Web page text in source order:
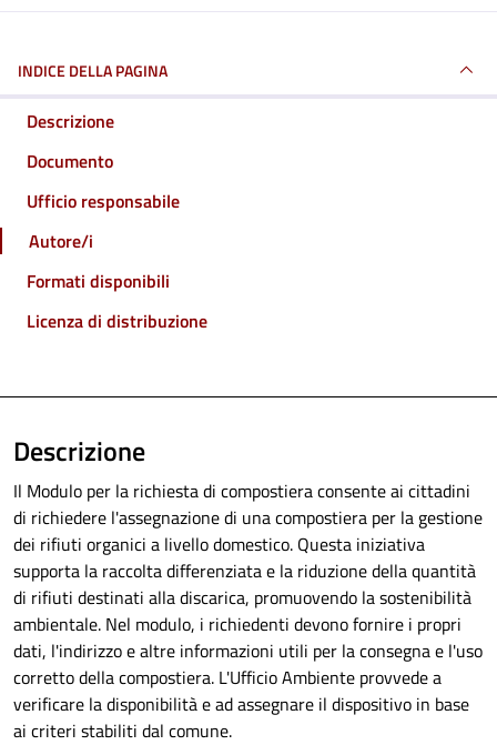
INDICE DELLA PAGINA
Descrizione
Documento
Ufficio responsabile
Autore/i
Formati disponibili
Licenza di distribuzione
Descrizione
Il Modulo per la richiesta di compostiera consente ai cittadini
di richiedere l'assegnazione di una compostiera per la gestione
dei rifiuti organici a livello domestico. Questa iniziativa
supporta la raccolta differenziata e la riduzione della quantità
di rifiuti destinati alla discarica, promuovendo la sostenibilità
ambientale. Nel modulo, i richiedenti devono fornire i propri
dati, l'indirizzo e altre informazioni utili per la consegna e l'uso
corretto della compostiera. L'Ufficio Ambiente provvede a
verificare la disponibilità e ad assegnare il dispositivo in base
ai criteri stabiliti dal comune.